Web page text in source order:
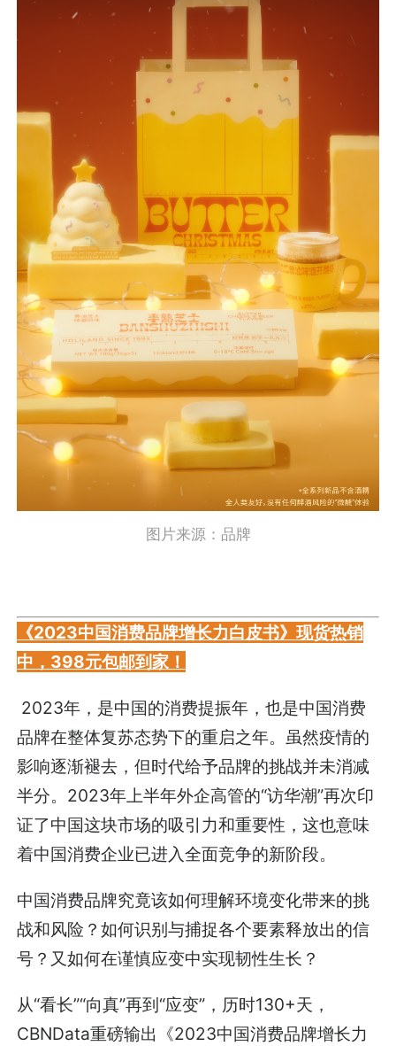
图片来源：品牌
《2023中国消费品牌增长力白皮书》现货热销
中，398元包邮到家！
2023年，是中国的消费提振年，也是中国消费
品牌在整体复苏态势下的重启之年。虽然疫情的
影响逐渐褪去，但时代给予品牌的挑战并未消减
半分。2023年上半年外企高管的“访华潮”再次印
证了中国这块市场的吸引力和重要性，这也意味
着中国消费企业已进入全面竞争的新阶段。
中国消费品牌究竟该如何理解环境变化带来的挑
战和风险？如何识别与捕捉各个要素释放出的信
号？又如何在谨慎应变中实现韧性生长？
从“看长”“向真”再到“应变”，历时130+天，
CBNData重磅输出《2023中国消费品牌增长力